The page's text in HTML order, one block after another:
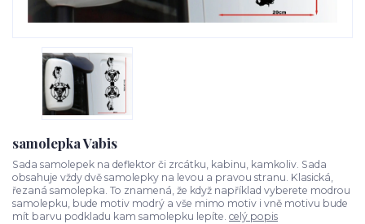
samolepka Vabis
Sada samolepek na deflektor či zrcátku, kabinu, kamkoliv. Sada
obsahuje vždy dvě samolepky na levou a pravou stranu. Klasická,
řezaná samolepka. To znamená, že když například vyberete modrou
samolepku, bude motiv modrý a vše mimo motiv i vně motivu bude
mít barvu podkladu kam samolepku lepíte. celý popis